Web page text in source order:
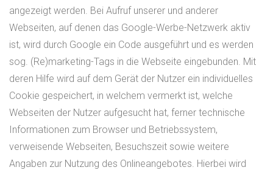
angezeigt werden. Bei Aufruf unserer und anderer
Webseiten, auf denen das Google-Werbe-Netzwerk aktiv
ist, wird durch Google ein Code ausgeführt und es werden
sog. (Re)marketing-Tags in die Webseite eingebunden. Mit
deren Hilfe wird auf dem Gerät der Nutzer ein individuelles
Cookie gespeichert, in welchem vermerkt ist, welche
Webseiten der Nutzer aufgesucht hat, ferner technische
Informationen zum Browser und Betriebssystem,
verweisende Webseiten, Besuchszeit sowie weitere
Angaben zur Nutzung des Onlineangebotes. Hierbei wird